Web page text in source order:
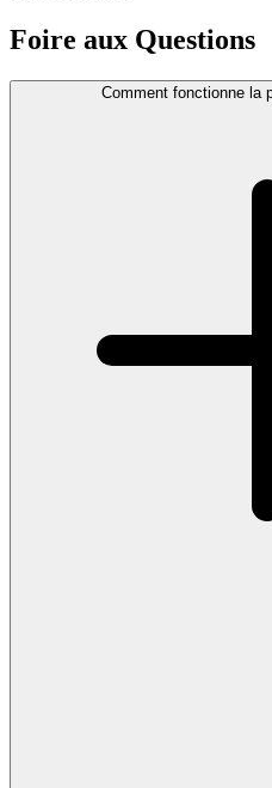
Foire aux Questions
Comment fonctionne la